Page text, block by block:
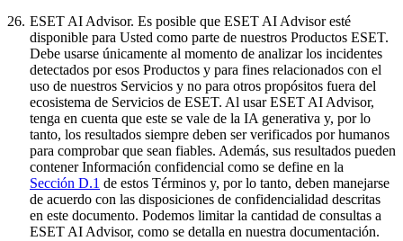
26. ESET AI Advisor. Es posible que ESET AI Advisor esté
disponible para Usted como parte de nuestros Productos ESET.
Debe usarse únicamente al momento de analizar los incidentes
detectados por esos Productos y para fines relacionados con el
uso de nuestros Servicios y no para otros propósitos fuera del
ecosistema de Servicios de ESET. Al usar ESET AI Advisor,
tenga en cuenta que este se vale de la IA generativa y, por lo
tanto, los resultados siempre deben ser verificados por humanos
para comprobar que sean fiables. Además, sus resultados pueden
contener Información confidencial como se define en la
Sección D.1 de estos Términos y, por lo tanto, deben manejarse
de acuerdo con las disposiciones de confidencialidad descritas
en este documento. Podemos limitar la cantidad de consultas a
ESET AI Advisor, como se detalla en nuestra documentación.